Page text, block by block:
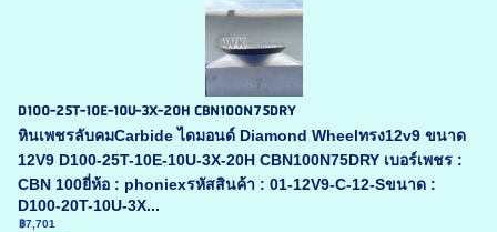
D100-25T-10E-10U-3X-20H CBN100N75DRY
หินเพชรลับคมCarbide ไดมอนด์ Diamond Wheelทรง12v9 ขนาด
12V9 D100-25T-10E-10U-3X-20H CBN100N75DRY เบอร์เพชร :
CBN 100ยี่ห้อ : phoniexรหัสสินค้า : 01-12V9-C-12-Sขนาด :
D100-20T-10U-3X...
฿7,701